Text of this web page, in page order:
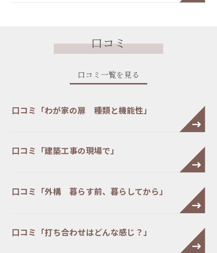
口コミ
口コミ一覧を見る
口コミ「わが家の扉 種類と機能性」
口コミ「建築工事の現場で」
口コミ「外構 暮らす前、暮らしてから」
口コミ「打ち合わせはどんな感じ？」